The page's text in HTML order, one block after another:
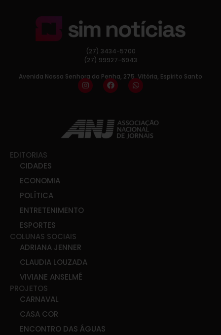
(27) 3434-5700
(27) 99927-6943
Avenida Nossa Senhora da Penha, 275, Vitória, Espírito Santo
EDITORIAS
CIDADES
ECONOMIA
POLÍTICA
ENTRETENIMENTO
ESPORTES
COLUNAS SOCIAIS
ADRIANA JENNER
CLAUDIA LOUZADA
VIVIANE ANSELMÉ
PROJETOS
CARNAVAL
CASA COR
ENCONTRO DAS ÁGUAS